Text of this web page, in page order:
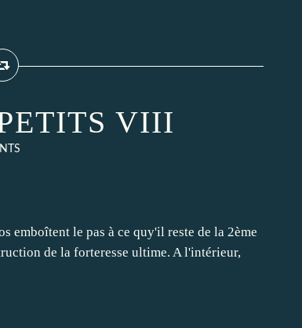
VIII
emboîtent le pas à ce quy'il reste de la 2ème
de la forteresse ultime. A l'intérieur,